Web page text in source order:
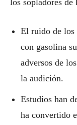
los sopladores
El ruido de los
con gasolina
adversos de
la audición.
Estudios han
ha convertido